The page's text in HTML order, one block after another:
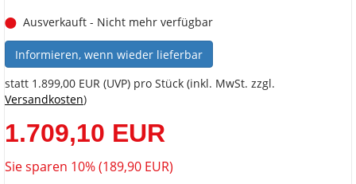
Ausverkauft - Nicht mehr verfügbar
Informieren, wenn wieder lieferbar
statt 1.899,00 EUR (UVP) pro Stück (inkl. MwSt. zzgl.
Versandkosten)
1.709,10 EUR
Sie sparen 10% (189,90 EUR)